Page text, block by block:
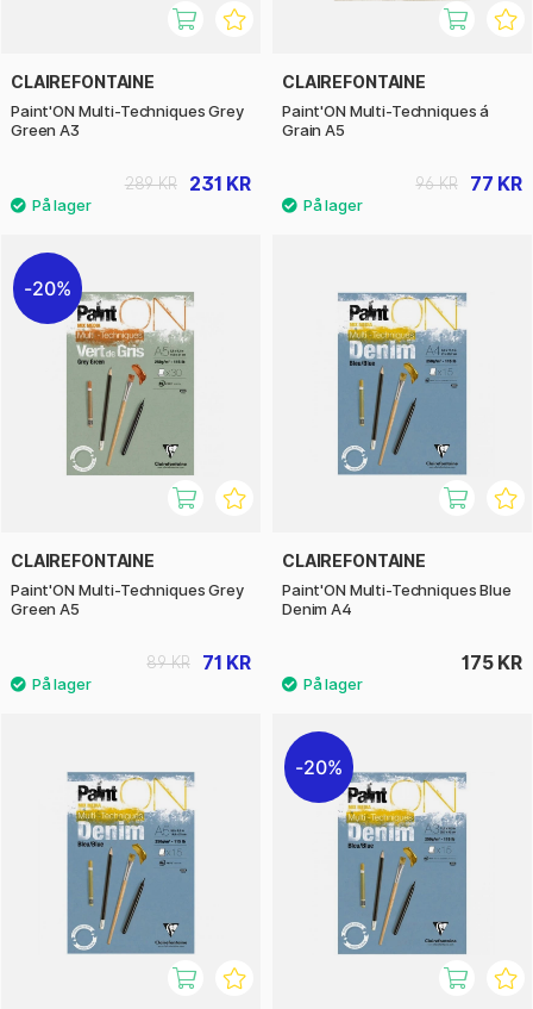
CLAIREFONTAINE
Paint'ON Multi-Techniques Grey
Green A3
231 KR
289 KR
CLAIREFONTAINE
Paint'ON Multi-Techniques á
Grain A5
77 KR
96 KR
20%
CLAIREFONTAINE
Paint'ON Multi-Techniques Grey
Green A5
71 KR
89 KR
CLAIREFONTAINE
Paint'ON Multi-Techniques Blue
Denim A4
175 KR
20%